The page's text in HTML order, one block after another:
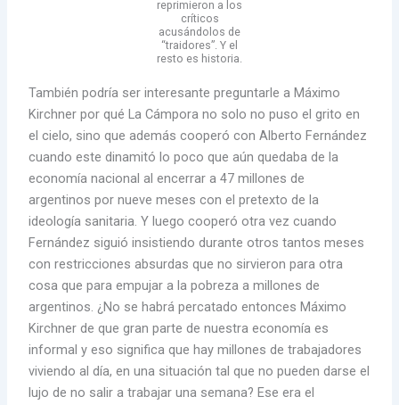
reprimieron a los
críticos
acusándolos de
“traidores”. Y el
resto es historia.
También podría ser interesante preguntarle a Máximo
Kirchner por qué La Cámpora no solo no puso el grito en
el cielo, sino que además cooperó con Alberto Fernández
cuando este dinamitó lo poco que aún quedaba de la
economía nacional al encerrar a 47 millones de
argentinos por nueve meses con el pretexto de la
ideología sanitaria. Y luego cooperó otra vez cuando
Fernández siguió insistiendo durante otros tantos meses
con restricciones absurdas que no sirvieron para otra
cosa que para empujar a la pobreza a millones de
argentinos. ¿No se habrá percatado entonces Máximo
Kirchner de que gran parte de nuestra economía es
informal y eso significa que hay millones de trabajadores
viviendo al día, en una situación tal que no pueden darse el
lujo de no salir a trabajar una semana? Ese era el